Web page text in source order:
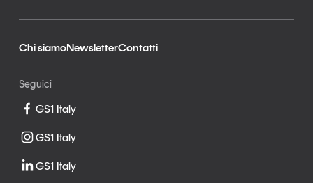
Chi siamoNewsletterContatti
Seguici
GS1 Italy
GS1 Italy
GS1 Italy